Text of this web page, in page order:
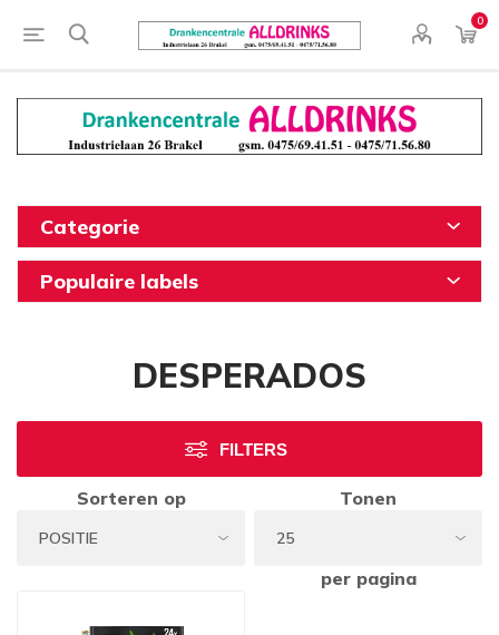
0
Categorie
Populaire labels
DESPERADOS
FILTERS
Sorteren op Tonen
per pagina